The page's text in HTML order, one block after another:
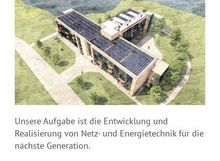
Unsere Aufgabe ist die Entwicklung und
Realisierung von Netz- und Energietechnik für die
nächste Generation.